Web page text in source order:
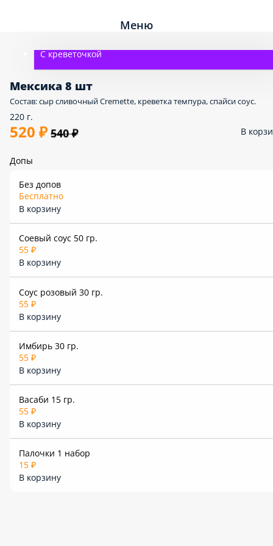
Меню
С креветочкой
Мексика 8 шт
Состав: сыр сливочный Сremette, креветка темпура, спайси соус.
220 г.
520 ₽ 540 ₽ В
Допы
Без допов
Бесплатно
В корзину
Соевый соус 50 гр.
55 ₽
В корзину
Соус розовый 30 гр.
55 ₽
В корзину
Имбирь 30 гр.
55 ₽
В корзину
Васаби 15 гр.
55 ₽
Палочки 1 набор
15 ₽